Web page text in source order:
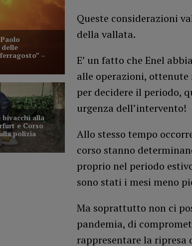
Queste considerazioni
della vallata.
E’ un fatto che Enel
alle operazioni,
per decidere il periodo,
urgenza dell’intervento!
Allo stesso tempo
corso stanno
proprio nel periodo
sono stati i mesi meno
Ma soprattutto non ci
pandemia, di
rappresentare la ripresa